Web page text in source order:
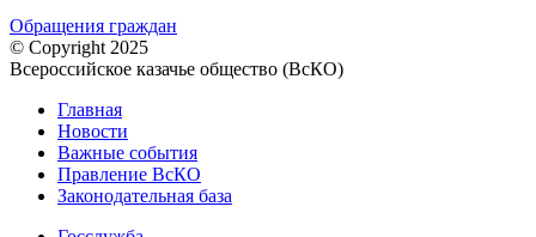
Обращения граждан
© Copyright 2025
Всероссийское казачье общество (ВсКО)
Главная
Новости
Важные события
Правление ВсКО
Законодательная база